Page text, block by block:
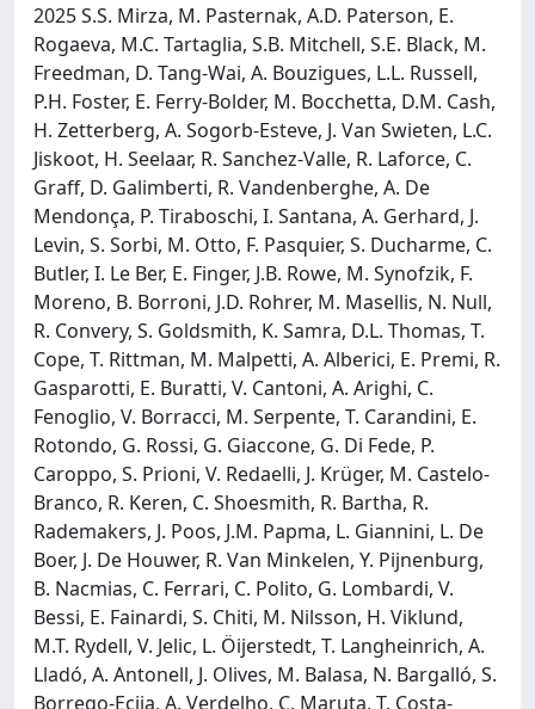
2025 S.S. Mirza, M. Pasternak, A.D. Paterson, E.
Rogaeva, M.C. Tartaglia, S.B. Mitchell, S.E. Black, M.
Freedman, D. Tang-Wai, A. Bouzigues, L.L. Russell,
P.H. Foster, E. Ferry-Bolder, M. Bocchetta, D.M. Cash,
H. Zetterberg, A. Sogorb-Esteve, J. Van Swieten, L.C.
Jiskoot, H. Seelaar, R. Sanchez-Valle, R. Laforce, C.
Graff, D. Galimberti, R. Vandenberghe, A. De
Mendonça, P. Tiraboschi, I. Santana, A. Gerhard, J.
Levin, S. Sorbi, M. Otto, F. Pasquier, S. Ducharme, C.
Butler, I. Le Ber, E. Finger, J.B. Rowe, M. Synofzik, F.
Moreno, B. Borroni, J.D. Rohrer, M. Masellis, N. Null,
R. Convery, S. Goldsmith, K. Samra, D.L. Thomas, T.
Cope, T. Rittman, M. Malpetti, A. Alberici, E. Premi, R.
Gasparotti, E. Buratti, V. Cantoni, A. Arighi, C.
Fenoglio, V. Borracci, M. Serpente, T. Carandini, E.
Rotondo, G. Rossi, G. Giaccone, G. Di Fede, P.
Caroppo, S. Prioni, V. Redaelli, J. Krüger, M. Castelo-
Branco, R. Keren, C. Shoesmith, R. Bartha, R.
Rademakers, J. Poos, J.M. Papma, L. Giannini, L. De
Boer, J. De Houwer, R. Van Minkelen, Y. Pijnenburg,
B. Nacmias, C. Ferrari, C. Polito, G. Lombardi, V.
Bessi, E. Fainardi, S. Chiti, M. Nilsson, H. Viklund,
M.T. Rydell, V. Jelic, L. Öijerstedt, T. Langheinrich, A.
Lladó, A. Antonell, J. Olives, M. Balasa, N. Bargalló, S.
Borrego-Ecija, A. Verdelho, C. Maruta, T. Costa-